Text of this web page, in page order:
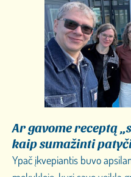
Ar gavome receptą
kaip sumažinti
Ypač įkvepiantis buvo